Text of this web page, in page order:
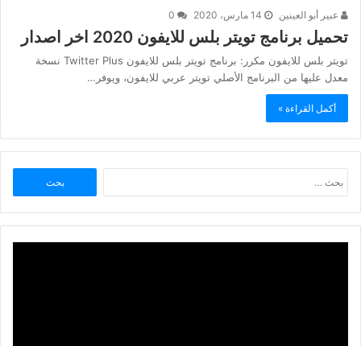
عبير أبو العينين 14 مارس، 2020
تحميل برنامج تويتر بلس للايفون 2020 اخر اصدار
تويتر بلس للايفون مكرر: برنامج تويتر بلس للايفون Twitter Plus نسخة
معدل عليها من البرنامج الأصلي تويتر عربي للايفون، ويوفر…
أكمل القراءة »
عن: